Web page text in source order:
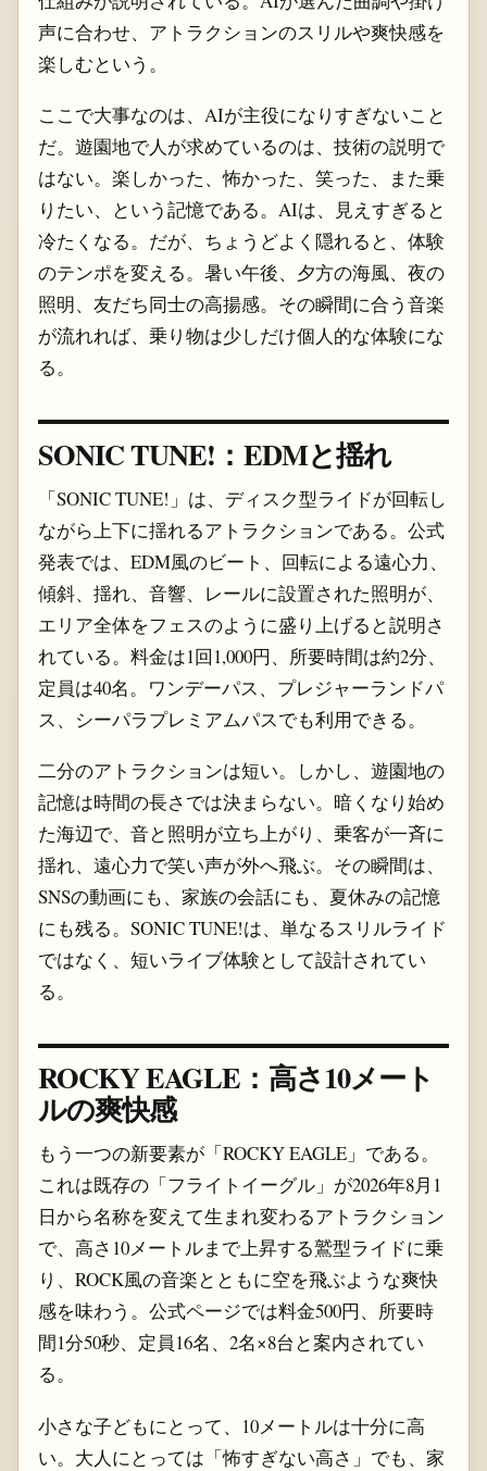
声に合わせ、アトラクションのスリルや爽快感を
楽しむという。
ここで大事なのは、AIが主役になりすぎないこと
だ。遊園地で人が求めているのは、技術の説明で
はない。楽しかった、怖かった、笑った、また乗
りたい、という記憶である。AIは、見えすぎると
冷たくなる。だが、ちょうどよく隠れると、体験
のテンポを変える。暑い午後、夕方の海風、夜の
照明、友だち同士の高揚感。その瞬間に合う音楽
が流れれば、乗り物は少しだけ個人的な体験にな
る。
SONIC TUNE!：EDMと揺れ
「SONIC TUNE!」は、ディスク型ライドが回転し
ながら上下に揺れるアトラクションである。公式
発表では、EDM風のビート、回転による遠心力、
傾斜、揺れ、音響、レールに設置された照明が、
エリア全体をフェスのように盛り上げると説明さ
れている。料金は1回1,000円、所要時間は約2分、
定員は40名。ワンデーパス、プレジャーランドパ
ス、シーパラプレミアムパスでも利用できる。
二分のアトラクションは短い。しかし、遊園地の
記憶は時間の長さでは決まらない。暗くなり始め
た海辺で、音と照明が立ち上がり、乗客が一斉に
揺れ、遠心力で笑い声が外へ飛ぶ。その瞬間は、
SNSの動画にも、家族の会話にも、夏休みの記憶
にも残る。SONIC TUNE!は、単なるスリルライド
ではなく、短いライブ体験として設計されてい
る。
ROCKY EAGLE：高さ10メート
ルの爽快感
もう一つの新要素が「ROCKY EAGLE」である。
これは既存の「フライトイーグル」が2026年8月1
日から名称を変えて生まれ変わるアトラクション
で、高さ10メートルまで上昇する鷲型ライドに乗
り、ROCK風の音楽とともに空を飛ぶような爽快
感を味わう。公式ページでは料金500円、所要時
間1分50秒、定員16名、2名×8台と案内されてい
る。
小さな子どもにとって、10メートルは十分に高
い。大人にとっては「怖すぎない高さ」でも、家